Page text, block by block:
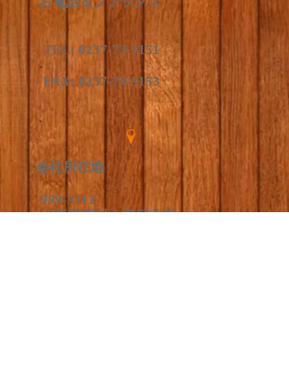
TEL: 0237-73-3151
FAX: 0237-73-3153
会社所在地
999-3512
山形県西村山郡河北町